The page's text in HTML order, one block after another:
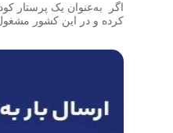
اگر به‌عنوان یک پرستار
کرده و در این کشور مشغول